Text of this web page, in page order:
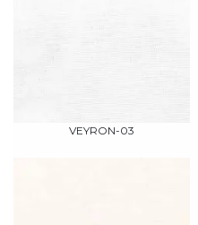
VEYRON-03